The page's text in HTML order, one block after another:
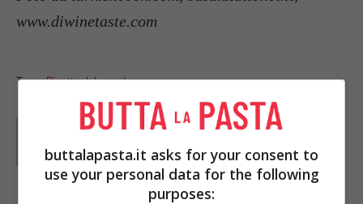
www.diwinetaste.com
Tag: Ricette dal mondo
Parole di
2013, spaziando tra tutte le tipologie di ricette, con un
occhio di riguardo a quelle della tradizione regionale.
buttalapasta.it asks for your consent to
use your personal data for the following
purposes: